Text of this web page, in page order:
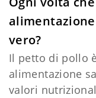
vero?​
Il petto di pollo
alimentazione
valori